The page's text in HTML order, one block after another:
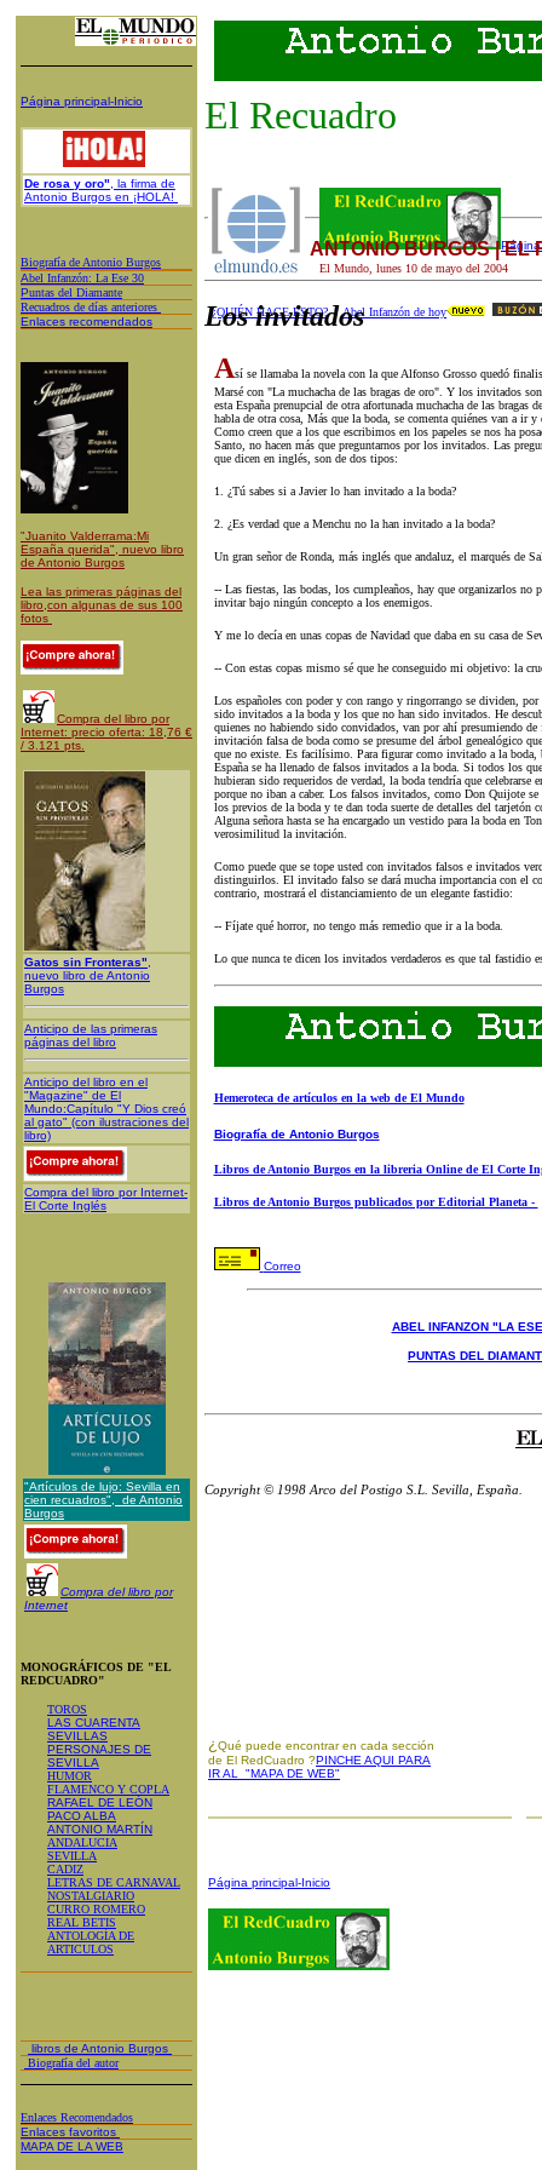
Página principal-Inicio
De rosa y oro" , la firma de
Antonio Burgos en ¡HOLA!
Biografía de Antonio Burgos
Abel Infanzón: La Ese 30
Puntas del Diamante
Recuadros de días anteriores
Enlaces recomendados
"Juanito Valderrama:Mi
España querida", nuevo libro
de Antonio Burgos
Lea las primeras páginas del
libro,con algunas de sus 100
fotos
Compra del libro por
Internet: precio oferta: 18,76 €
/ 3.121 pts.
Gatos sin Fronteras"
nuevo libro de Antonio
Burgos
Anticipo de las primeras
páginas del libro
Anticipo del libro en el
"Magazine" de El
Mundo:Capítulo "Y Dios creó
al gato" (con ilustraciones del
libro)
Compra del libro por Internet-
El Corte Inglés
"Artículos de lujo: Sevilla en
cien recuadros", de Antonio
Burgos
Compra del libro por
Internet
MONOGRÁFICOS DE "EL
REDCUADRO"
TOROS
LAS CUARENTA
SEVILLAS
PERSONAJES DE
SEVILLA
HUMOR
FLAMENCO Y COPLA
RAFAEL DE LEÓN
PACO ALBA
ANTONIO MARTÍN
ANDALUCIA
SEVILLA
CADIZ
LETRAS DE CARNAVAL
NOSTALGIARIO
CURRO ROMERO
REAL BETIS
ANTOLOGÍA DE
ARTICULOS
libros de Antonio Burgos
Biografía del autor
Enlaces Recomendados
Enlaces favoritos
MAPA DE LA WEB
El Recuadro
El Mundo, lunes 10 de mayo del 2004
¿QUIÉN HACE ESTO? Abel Infanzón de hoy
ANTONIO BURGOS | EL
Los invitados
Así se llamaba la novela con la que Alfonso Grosso quedó
Marsé con "La muchacha de las bragas de oro". Y los invitados
esta España prenupcial de otra afortunada muchacha de las
habla de otra cosa, Más que la boda, se comenta quiénes van a ir y
Como creen que a los que escribimos en los papeles se nos ha
Santo, no hacen más que preguntarnos por los invitados. Las
que dicen en inglés, son de dos tipos:
1. ¿Tú sabes si a Javier lo han invitado a la boda?
2. ¿Es verdad que a Menchu no la han invitado a la boda?
Un gran señor de Ronda, más inglés que andaluz, el marqués de
-- Las fiestas, las bodas, los cumpleaños, hay que organizarlos no
invitar bajo ningún concepto a los enemigos.
Y me lo decía en unas copas de Navidad que daba en su casa de
-- Con estas copas mismo sé que he conseguido mi objetivo: la
Los españoles con poder y con rango y ringorrango se dividen,
sido invitados a la boda y los que no han sido invitados. He
quienes no habiendo sido convidados, van por ahí presumiendo
invitación falsa de boda como se presume del árbol genealógico
que no existe. Es facilísimo. Para figurar como invitado a la boda,
España se ha llenado de falsos invitados a la boda. Si todos los
hubieran sido requeridos de verdad, la boda tendría que celebrarse
porque no iban a caber. Los falsos invitados, como Don Quijote
los previos de la boda y te dan toda suerte de detalles del tarjetón
Alguna señora hasta se ha encargado un vestido para la boda en
verosimilitud la invitación.
Como puede que se tope usted con invitados falsos e invitados
distinguirlos. El invitado falso se dará mucha importancia con el
contrario, mostrará el distanciamiento de un elegante fastidio:
-- Fíjate qué horror, no tengo más remedio que ir a la boda.
Lo que nunca te dicen los invitados verdaderos es que tal fastidio
Hemeroteca de artículos en la web de El Mundo
Biografía de Antonio Burgos
Libros de Antonio Burgos en la libreria Online de El Corte
Libros de Antonio Burgos publicados por Editorial Planeta -
Correo
ABEL INFANZON "LA
PUNTAS DEL
Copyright © 1998 Arco del Postigo S.L. Sevilla, España.
¿ Qué puede encontrar en cada sección
de El RedCuadro ?PINCHE AQUI PARA
IR AL "MAPA DE WEB"
Página principal-Inicio